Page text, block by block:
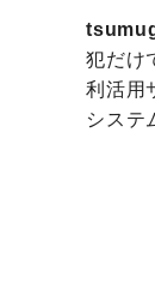
犯だけ
利活用
システ